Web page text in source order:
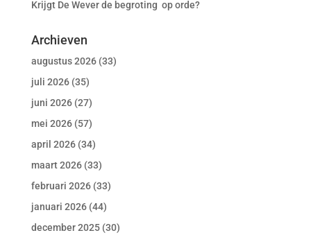
Krijgt De Wever de begroting op orde?
Archieven
augustus 2026(33)
juli 2026(35)
juni 2026(27)
mei 2026(57)
april 2026(34)
maart 2026(33)
februari 2026(33)
januari 2026(44)
december 2025(30)